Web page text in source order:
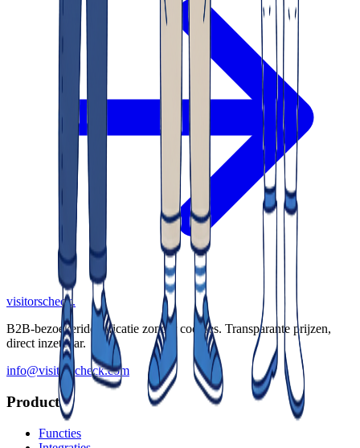
visitorscheck.
B2B-bezoekeridentificatie zonder cookies. Transparante prijzen,
direct inzetbaar.
info@visitorscheck.com
Product
Functies